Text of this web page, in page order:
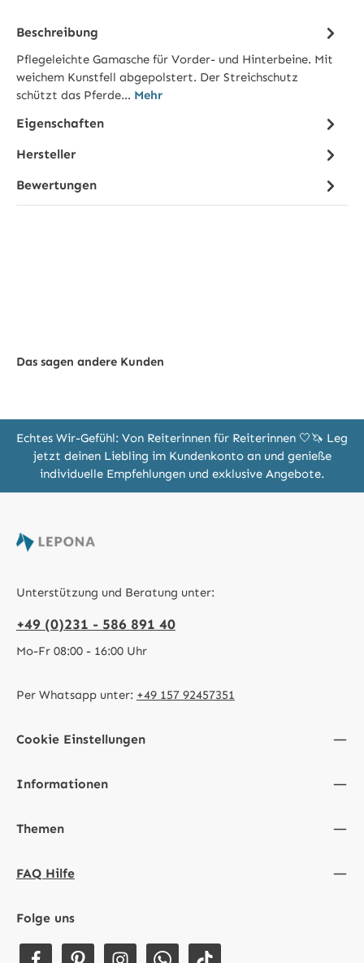
Beschreibung
Pflegeleichte Gamasche für Vorder- und Hinterbeine. Mit
weichem Kunstfell abgepolstert. Der Streichschutz
schützt das Pferde… Mehr
Eigenschaften
Hersteller
Bewertungen
Das sagen andere Kunden
Echtes Wir-Gefühl: Von Reiterinnen für Reiterinnen 🤍🦄 Leg
jetzt deinen Liebling im Kundenkonto an und genieße
individuelle Empfehlungen und exklusive Angebote.
Unterstützung und Beratung unter:
+49 (0)231 - 586 891 40
Mo-Fr 08:00 - 16:00 Uhr
Per Whatsapp unter: +49 157 92457351
Cookie Einstellungen
Informationen
Themen
FAQ Hilfe
Folge uns